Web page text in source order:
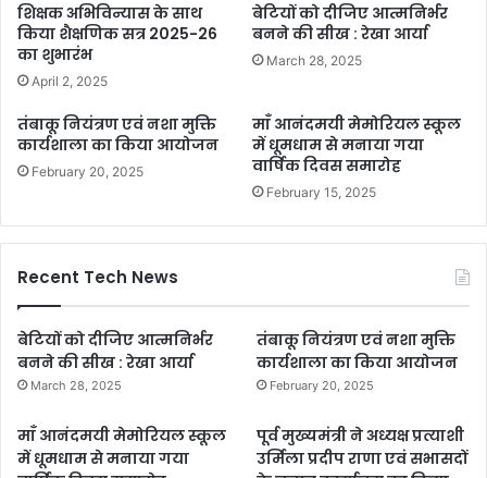
शिक्षक अभिविन्यास के साथ
किया शैक्षणिक सत्र 2025-26
का शुभारंभ
April 2, 2025
बेटियों को दीजिए आत्मनिर्भर
बनने की सीख : रेखा आर्या
March 28, 2025
तंबाकू नियंत्रण एवं नशा मुक्ति
कार्यशाला का किया आयोजन
February 20, 2025
माँ आनंदमयी मेमोरियल स्कूल
में धूमधाम से मनाया गया
वार्षिक दिवस समारोह
February 15, 2025
Recent Tech News
बेटियों को दीजिए आत्मनिर्भर
बनने की सीख : रेखा आर्या
March 28, 2025
तंबाकू नियंत्रण एवं नशा मुक्ति
कार्यशाला का किया आयोजन
February 20, 2025
माँ आनंदमयी मेमोरियल स्कूल
में धूमधाम से मनाया गया
पूर्व मुख्यमंत्री ने अध्यक्ष प्रत्याशी
उर्मिला प्रदीप राणा एवं सभासदों